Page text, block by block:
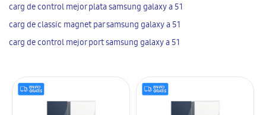
carg de control mejor plata samsung galaxy a 51
carg de classic magnet par samsung galaxy a 51
carg de control mejor port samsung galaxy a 51